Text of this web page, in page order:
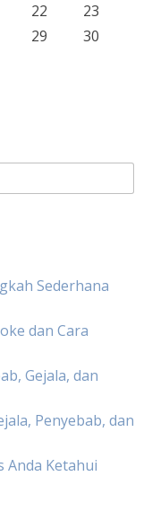
22
23
29
30
Sederhana
dan Cara
Gejala, dan
Penyebab, dan
Anda Ketahui